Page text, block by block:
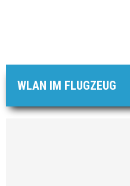
WLAN IM FLUGZEUG